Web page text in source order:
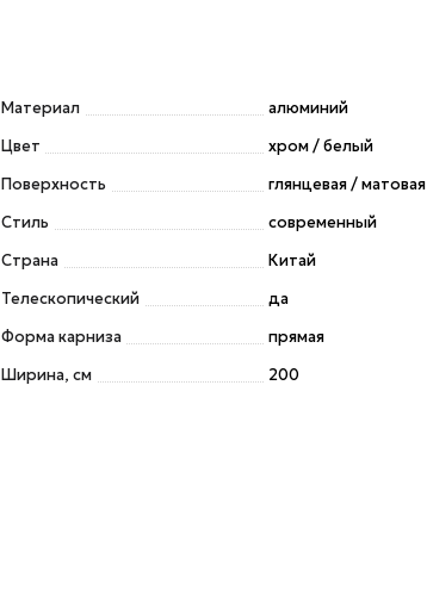
Материал
алюминий
Цвет
хром / белый
Поверхность
глянцевая / матовая
Стиль
современный
Страна
Китай
Телескопический
да
Форма карниза
прямая
Ширина, см
200